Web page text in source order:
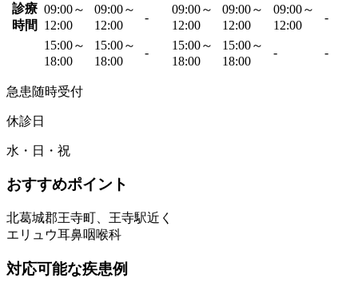
診療
時間
09:00～
12:00
09:00～
12:00
-
09:00～
12:00
09:00～
12:00
09:00～
12:00
-
15:00～
18:00
15:00～
18:00
-
15:00～
18:00
15:00～
18:00
- -
急患随時受付
休診日
水・日・祝
おすすめポイント
北葛城郡王寺町、王寺駅近く
エリュウ耳鼻咽喉科
対応可能な疾患例